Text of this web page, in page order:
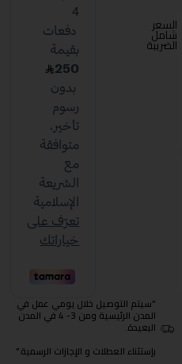
السعر
شامل
الضريبة
"سيتم التوصيل خلال يومي عمل في
المدن الرئيسية ومن 3- 4 في المدن
البعيدة.
بإستثناء العطلات و الإجازات الرسمية."